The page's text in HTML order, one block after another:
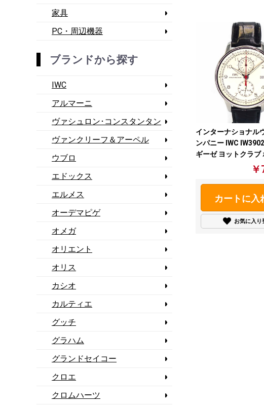
家具
PC・周辺機器
ブランドから探す
IWC
アルマーニ
ヴァシュロン･コンスタンタン
ヴァンクリーフ＆アーペル
ウブロ
エドックス
エルメス
オーデマピゲ
オメガ
オリエント
オリス
カシオ
カルティエ
グッチ
グラハム
グランドセイコー
クロエ
クロムハーツ
インターナショナル
ンパニー IWC
ギーゼ ヨットクラブ
カートに入
お気に入り